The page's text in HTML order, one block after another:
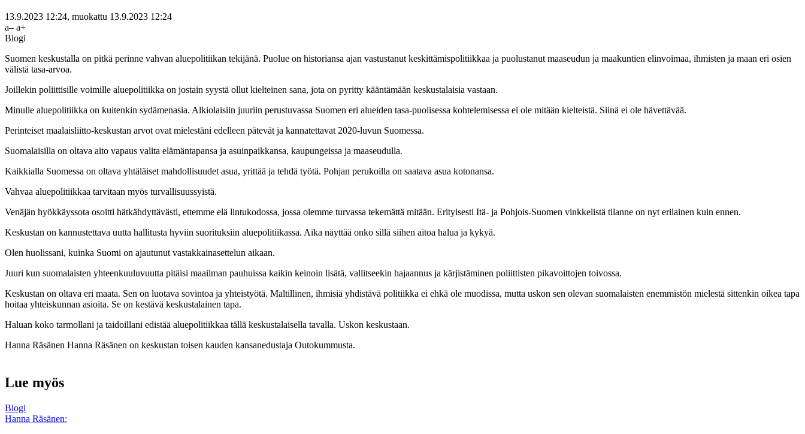
13.9.2023 12:24, muokattu 13.9.2023 12:24
a– a+
Blogi
Suomen keskustalla on pitkä perinne vahvan aluepolitiikan tekijänä. Puolue on historiansa ajan vastustanut keskittämispolitiikkaa ja puolustanut maaseudun ja maakuntien elinvoimaa, ihmisten ja maan eri osien
välistä tasa-arvoa.
Joillekin poliittisille voimille aluepolitiikka on jostain syystä ollut kielteinen sana, jota on pyritty kääntämään keskustalaisia vastaan.
Minulle aluepolitiikka on kuitenkin sydämenasia. Alkiolaisiin juuriin perustuvassa Suomen eri alueiden tasa-puolisessa kohtelemisessa ei ole mitään kielteistä. Siinä ei ole hävettävää.
Perinteiset maalaisliitto-keskustan arvot ovat mielestäni edelleen pätevät ja kannatettavat 2020-luvun Suomessa.
Suomalaisilla on oltava aito vapaus valita elämäntapansa ja asuinpaikkansa, kaupungeissa ja maaseudulla.
Kaikkialla Suomessa on oltava yhtäläiset mahdollisuudet asua, yrittää ja tehdä työtä. Pohjan perukoilla on saatava asua kotonansa.
Vahvaa aluepolitiikkaa tarvitaan myös turvallisuussyistä.
Venäjän hyökkäyssota osoitti hätkähdyttävästi, ettemme elä lintukodossa, jossa olemme turvassa tekemättä mitään. Erityisesti Itä- ja Pohjois-Suomen vinkkelistä tilanne on nyt erilainen kuin ennen.
Keskustan on kannustettava uutta hallitusta hyviin suorituksiin aluepolitiikassa. Aika näyttää onko sillä siihen aitoa halua ja kykyä.
Olen huolissani, kuinka Suomi on ajautunut vastakkainasettelun aikaan.
Juuri kun suomalaisten yhteenkuuluvuutta pitäisi maailman pauhuissa kaikin keinoin lisätä, vallitseekin hajaannus ja kärjistäminen poliittisten pikavoittojen toivossa.
Keskustan on oltava eri maata. Sen on luotava sovintoa ja yhteistyötä. Maltillinen, ihmisiä yhdistävä politiikka ei ehkä ole muodissa, mutta uskon sen olevan suomalaisten enemmistön mielestä sittenkin oikea tapa
hoitaa yhteiskunnan asioita. Se on kestävä keskustalainen tapa.
Haluan koko tarmollani ja taidoillani edistää aluepolitiikkaa tällä keskustalaisella tavalla. Uskon keskustaan.
Hanna Räsänen Hanna Räsänen on keskustan toisen kauden kansanedustaja Outokummusta.
Lue myös
Blogi
Hanna Räsänen: